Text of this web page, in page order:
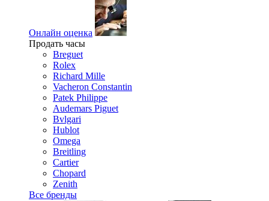
Онлайн оценка
Продать часы
Breguet
Rolex
Richard Mille
Vacheron Constantin
Patek Philippe
Audemars Piguet
Bvlgari
Hublot
Omega
Breitling
Cartier
Chopard
Zenith
Все бренды